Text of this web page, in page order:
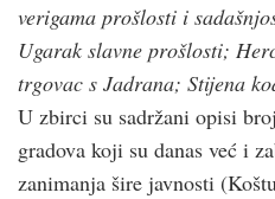
verigama prošlosti i
Ugarak slavne prošlosti;
trgovac s Jadrana; Stijena
U zbirci su sadržani opisi
gradova koji su danas već i
zanimanja šire javnosti